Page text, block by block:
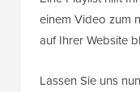
einem Video zum
auf Ihrer Website
Lassen Sie uns